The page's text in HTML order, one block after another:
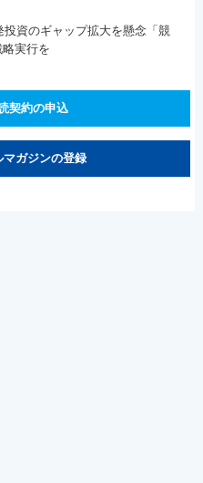
資のギャップ拡大を懸念「競
実行を
契約の申込
マガジンの登録